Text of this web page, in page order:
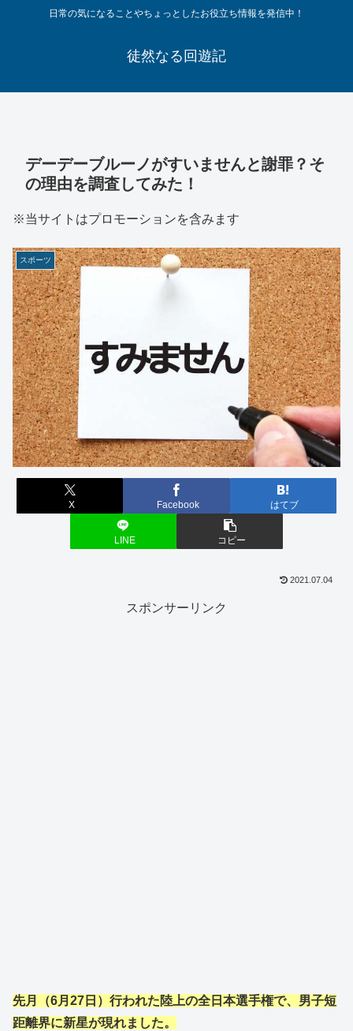
日常の気になることやちょっとしたお役立ち情報を発信中！
徒然なる回遊記
デーデーブルーノがすいませんと謝罪？そ
の理由を調査してみた！
※当サイトはプロモーションを含みます
スポーツ
X Facebook はてブ
LINE コピー
2021.07.04
スポンサーリンク
先月（6月27日）行われた陸上の全日本選手権で、男子短
距離界に新星が現れました。